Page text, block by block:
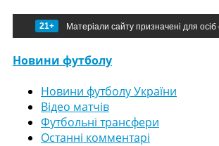
21+ Матеріали сайту призначені для
Новини футболу
Новини футболу України
Відео матчів
Футбольні трансфери
Останні комментарі